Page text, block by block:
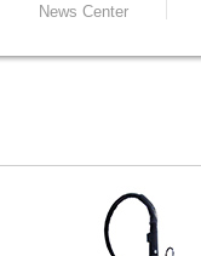
News Center